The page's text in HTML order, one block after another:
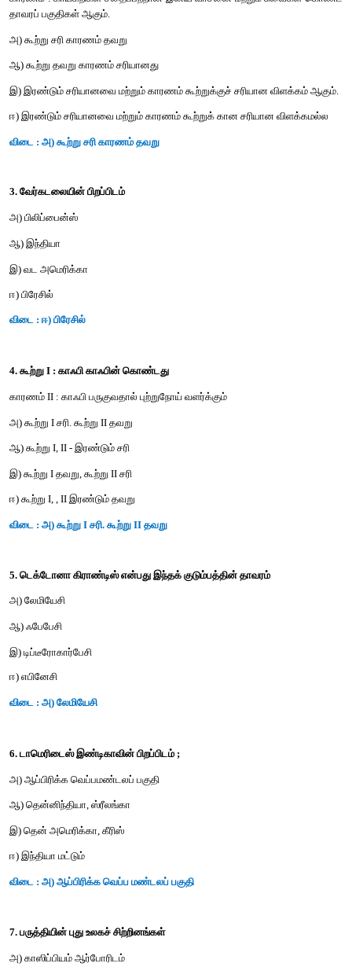
இ) (i) தவறானது மற்றும் (ii) சரியானது
ஈ) (i) மற்றும் (ii) இரண்டும் தவறானது.
விடை : ஆ) (i) மற்றும் (ii) இரண்டும் சரியானவை
2. கூற்று : காய்கறிகள் ஆரோக்கியமான உணவின் முக்கிய
காரணம் : காய்கறிகள் சதைப்பற்றான இனிய வாசனை மற்றும்
அ) கூற்று சரி காரணம் தவறு
ஆ) கூற்று தவறு காரணம் சரியானது
ஈ) இரண்டும் சரியானவை மற்றும் காரணம் கூற்றுக் கான சரியான
விடை : அ) கூற்று சரி காரணம் தவறு
3. வேர்கடலையின் பிறப்பிடம்
ஆ) இந்தியா
4. கூற்று I : காஃபி காஃபின் கொண்டது
அ) கூற்று I சரி. கூற்று II தவறு
ஆ) கூற்று I, II - இரண்டும் சரி
இ) கூற்று I தவறு, கூற்று II சரி
ஈ) கூற்று I, , II இரண்டும் தவறு
விடை : அ) கூற்று I சரி. கூற்று II தவறு
5. டெக்டோனா கிராண்டிஸ் என்பது இந்தக் குடும்பத்தின் தாவரம்
அ) லேமியேசி